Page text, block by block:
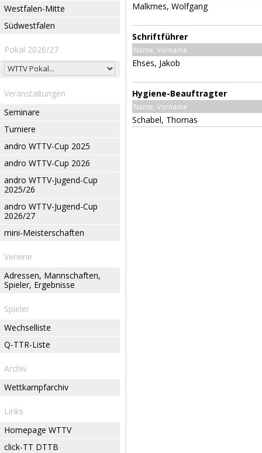
Westfalen-Mitte
Südwestfalen
Pokal 2026/27
Veranstaltungen
Seminare
Turniere
andro WTTV-Cup 2025
andro WTTV-Cup 2026
andro WTTV-Jugend-Cup
2025/26
andro WTTV-Jugend-Cup
2026/27
mini-Meisterschaften
Vereine
Adressen, Mannschaften,
Spieler, Ergebnisse
Spieler
Wechselliste
Q-TTR-Liste
Archiv
Wettkampfarchiv
Links
Homepage WTTV
click-TT DTTB
Malkmes, Wolfgang
Schriftführer
Name, Vorname
Ehses, Jakob
Hygiene-Beauftragter
Name, Vorname
Schabel, Thomas